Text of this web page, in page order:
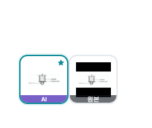
AI 원본